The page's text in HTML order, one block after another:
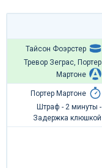
Тайсон Фоэрстер
Тревор Зеграс, Портер
Мартоне
Портер Мартоне
Штраф - 2 минуты -
Задержка клюшкой